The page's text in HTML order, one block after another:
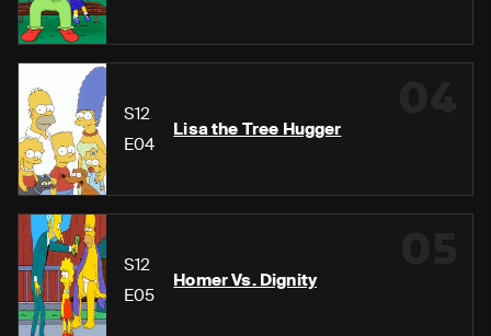
S12
E04
Lisa the Tree Hugger
S12
E05
Homer Vs. Dignity